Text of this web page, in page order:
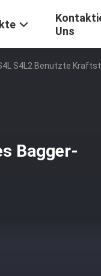
Uns
S4L2 Benutzte
Bagger-